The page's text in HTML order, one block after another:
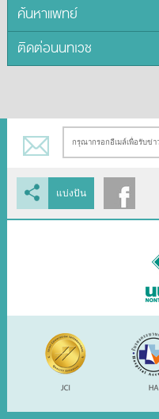
ค้นหาแพทย์
ติดต่อนนทเวช
แบ่งปัน